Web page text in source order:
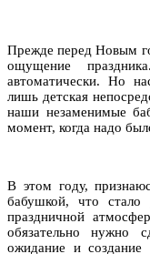
Прежде перед Новым
ощущение
автоматически. Но
лишь детская
наши незаменимые
момент, когда надо
В этом году,
бабушкой, что стало
праздничной
обязательно нужно
ожидание и